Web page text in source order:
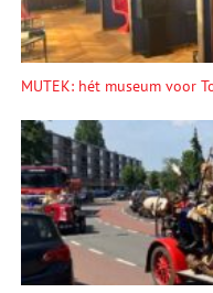
MUTEK: hét museum voor